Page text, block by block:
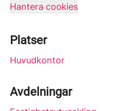
Hantera cookies
Platser
Huvudkontor
Avdelningar